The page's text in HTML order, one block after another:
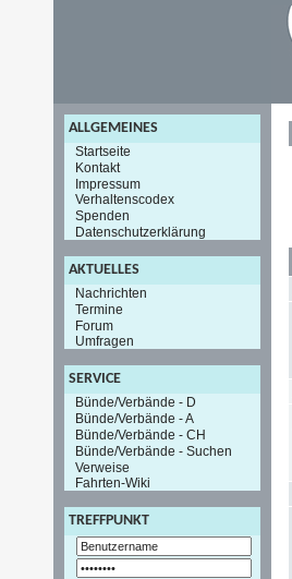
ALLGEMEINES
Startseite
Kontakt
Impressum
Verhaltenscodex
Spenden
Datenschutzerklärung
AKTUELLES
Nachrichten
Termine
Forum
Umfragen
SERVICE
Bünde/Verbände - D
Bünde/Verbände - A
Bünde/Verbände - CH
Bünde/Verbände - Suchen
Verweise
Fahrten-Wiki
TREFFPUNKT